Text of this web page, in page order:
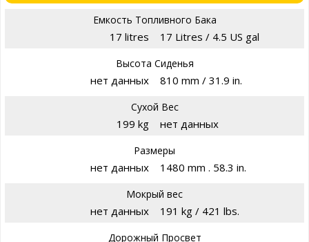
Емкость Топливного Бака
17 litres 17 Litres / 4.5 US gal
Высота Сиденья
нет данных 810 mm / 31.9 in.
Сухой Вес
199 kg нет данных
Размеры
нет данных 1480 mm . 58.3 in.
Мокрый вес
нет данных 191 kg / 421 lbs.
Дорожный Просвет